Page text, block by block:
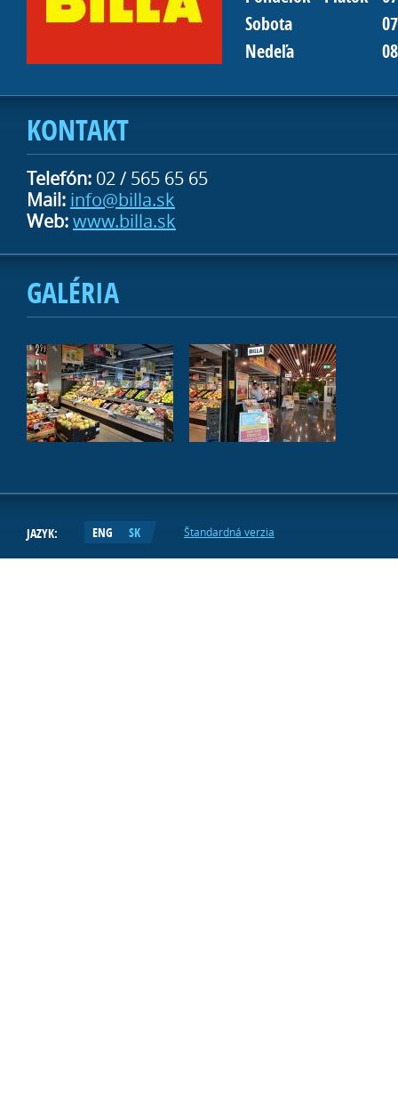
Sobota
Nedeľa
KONTAKT
Telefón: 02 / 565 65 65
Mail: info@billa.sk
Web:www.billa.sk
GALÉRIA
JAZYK: ENG SK Štandardná verzia